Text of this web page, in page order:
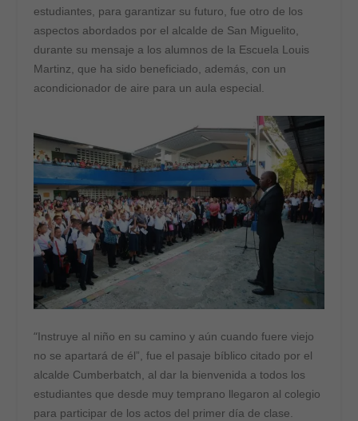
estudiantes, para garantizar su futuro, fue otro de los
aspectos abordados por el alcalde de San Miguelito,
durante su mensaje a los alumnos de la Escuela Louis
Martinz, que ha sido beneficiado, además, con un
acondicionador de aire para un aula especial.
“Instruye al niño en su camino y aún cuando fuere viejo
no se apartará de él”, fue el pasaje bíblico citado por el
alcalde Cumberbatch, al dar la bienvenida a todos los
estudiantes que desde muy temprano llegaron al colegio
para participar de los actos del primer día de clase.